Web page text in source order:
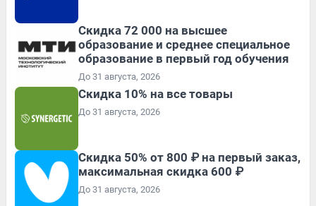
Скидка 72 000 на высшее
образование и среднее специальное
образование в первый год обучения
До 31 августа, 2026
Скидка 10% на все товары
До 31 августа, 2026
Скидка 50% от 800 ₽ на первый заказ,
максимальная скидка 600 ₽
До 31 августа, 2026